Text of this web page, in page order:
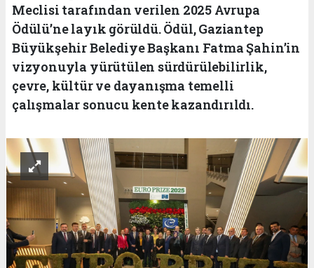
Meclisi tarafından verilen 2025 Avrupa
Ödülü’ne layık görüldü. Ödül, Gaziantep
Büyükşehir Belediye Başkanı Fatma Şahin’in
vizyonuyla yürütülen sürdürülebilirlik,
çevre, kültür ve dayanışma temelli
çalışmalar sonucu kente kazandırıldı.